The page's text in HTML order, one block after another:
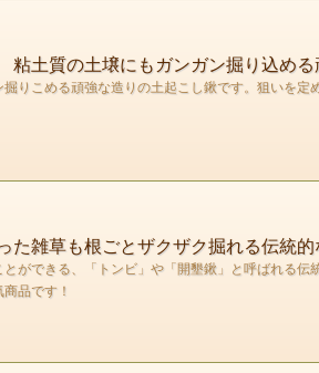
粘土質の土壌にもガンガン掘り込め
りこめる頑強な造りの土起こし鍬です。狙いを定
た雑草も根ごとザクザク掘れる伝統的
ができる、「トンビ」や「開墾鍬」と呼ばれる
品です！